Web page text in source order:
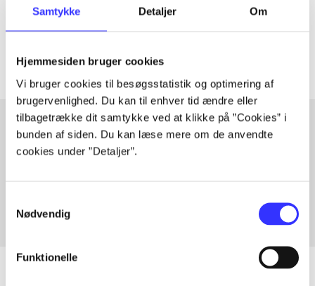
Samtykke Detaljer Om
Hjemmesiden bruger cookies
Vi bruger cookies til besøgsstatistik og optimering af
brugervenlighed. Du kan til enhver tid ændre eller
tilbagetrække dit samtykke ved at klikke på ”Cookies” i
bunden af siden. Du kan læse mere om de anvendte
cookies under ”Detaljer”.
Nødvendig
Funktionelle
Tidsskrift
Artiklerne i handler ofte om
Artikler med samme emner